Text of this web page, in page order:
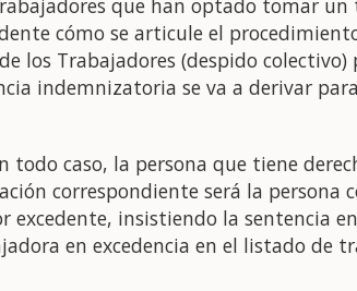
que han optado tomar un
cómo se articule el
los Trabajadores (despido
indemnizatoria se va a derivar
todo caso, la persona que tiene
correspondiente será la
excedente, insistiendo la sentencia
en excedencia en el listado de